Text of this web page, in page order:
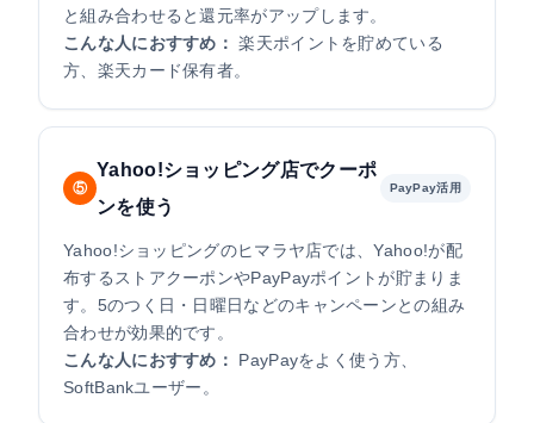
と組み合わせると還元率がアップします。
こんな人におすすめ： 楽天ポイントを貯めている
方、楽天カード保有者。
⑤
Yahoo!ショッピング店でクーポ
ンを使う
PayPay活用
Yahoo!ショッピングのヒマラヤ店では、Yahoo!が配
布するストアクーポンやPayPayポイントが貯まりま
す。5のつく日・日曜日などのキャンペーンとの組み
合わせが効果的です。
こんな人におすすめ：
PayPayをよく使う方、
SoftBankユーザー。